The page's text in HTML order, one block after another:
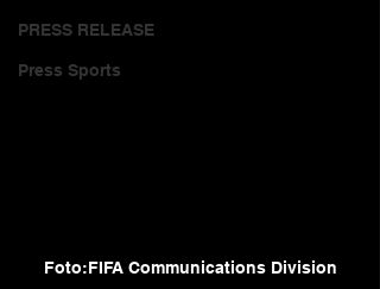
PRESS RELEASE
Press Sports
Foto:FIFA Communications Division